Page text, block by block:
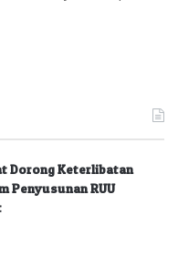
Dorong Keterlibatan
Penyusunan RUU